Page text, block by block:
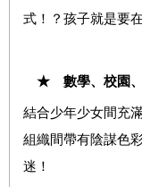
式！？孩子就是要
★ 數學、校園、
結合少年少女間充
組織間帶有陰謀色
迷！